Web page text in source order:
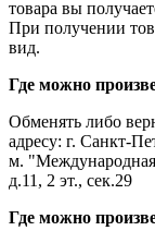
товара вы
При получении
вид.
Где можно
Обменять либо
адресу: г. Санкт-
м.
д.11, 2 эт., сек.29
Где можно